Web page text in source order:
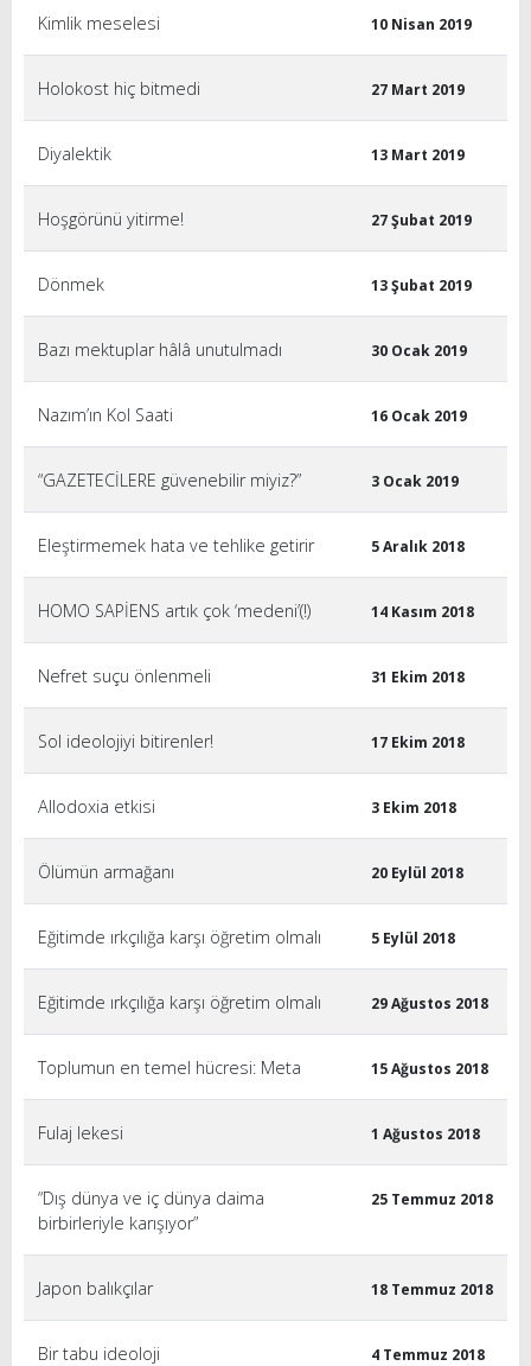
Kimlik meselesi 10 Nisan 2019
Holokost hiç bitmedi 27 Mart 2019
Diyalektik 13 Mart 2019
Hoşgörünü yitirme! 27 Şubat 2019
Dönmek 13 Şubat 2019
Bazı mektuplar hâlâ unutulmadı 30 Ocak 2019
Nazım’ın Kol Saati 16 Ocak 2019
“GAZETECİLERE güvenebilir miyiz?” 3 Ocak 2019
Eleştirmemek hata ve tehlike getirir 5 Aralık 2018
HOMO SAPİENS artık çok ‘medeni’(!) 14 Kasım 2018
Nefret suçu önlenmeli 31 Ekim 2018
Sol ideolojiyi bitirenler! 17 Ekim 2018
Allodoxia etkisi 3 Ekim 2018
Ölümün armağanı 20 Eylül 2018
Eğitimde ırkçılığa karşı öğretim olmalı 5 Eylül 2018
Eğitimde ırkçılığa karşı öğretim olmalı 29 Ağustos 2018
Toplumun en temel hücresi: Meta 15 Ağustos 2018
Fulaj lekesi 1 Ağustos 2018
“Dış dünya ve iç dünya daima
birbirleriyle karışıyor”
25 Temmuz 2018
Japon balıkçılar 18 Temmuz 2018
Bir tabu ideoloji 4 Temmuz 2018